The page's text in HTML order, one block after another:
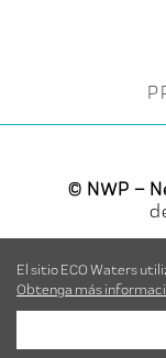
© NWP –
El sitio ECO Waters
Obtenga más